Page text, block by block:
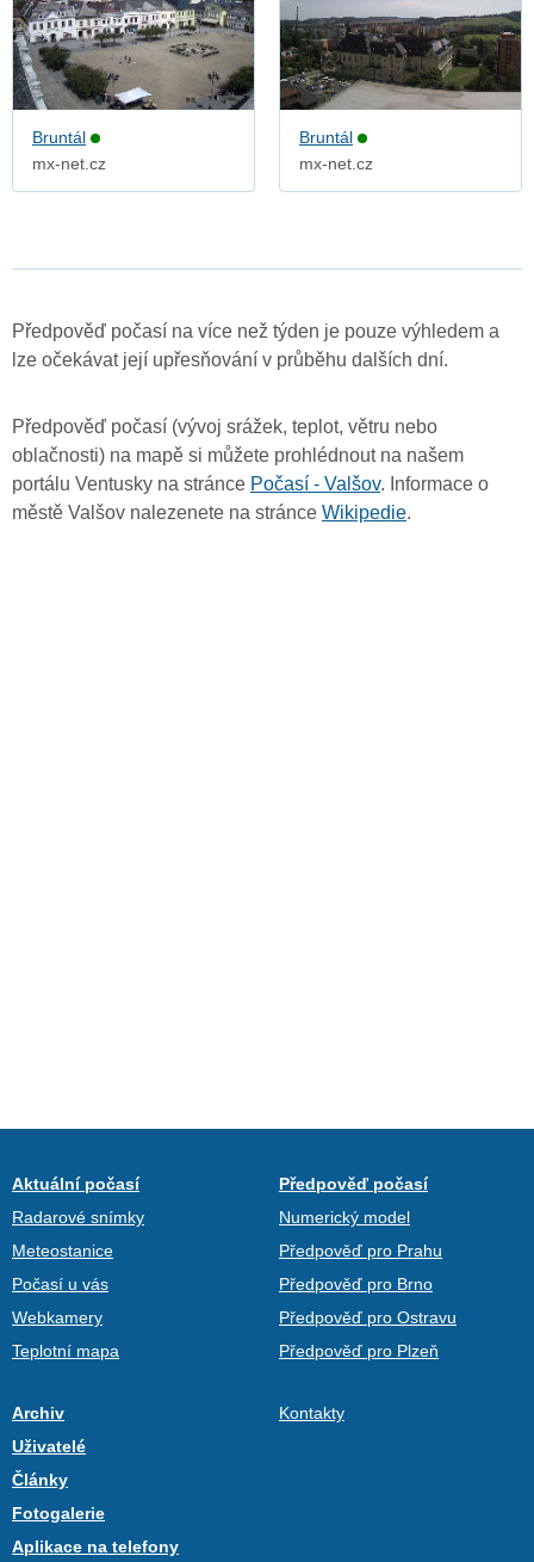
Bruntál
mx-net.cz
Bruntál
mx-net.cz
Předpověď počasí na více než týden je pouze výhledem a
lze očekávat její upřesňování v průběhu dalších dní.
Předpověď počasí (vývoj srážek, teplot, větru nebo
oblačnosti) na mapě si můžete prohlédnout na našem
portálu Ventusky na stránce Počasí - Valšov. Informace o
městě Valšov nalezenete na stránce Wikipedie.
Aktuální počasí
Radarové snímky
Meteostanice
Počasí u vás
Webkamery
Teplotní mapa
Předpověď počasí
Numerický model
Předpověď pro Prahu
Předpověď pro Brno
Předpověď pro Ostravu
Předpověď pro Plzeň
Archiv
Uživatelé
Články
Fotogalerie
Aplikace na telefony
Kontakty